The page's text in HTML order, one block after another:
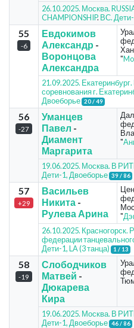
26.10.2025. Москва.
CHAMPIONSHIP. ВС.
55
-6
Евдокимов
Александр -
Воронцова
Александра
"
21.09.2025.
соревнования г.
Двоеборье 20 / 49
56
-27
Уманцев
Павел -
Диамент
Маргарита
"
19.06.2025. Москва. В
Дети-1, Двоеборье 39 / 86
57
+29
Васильев
Никита-
Рулева Арина
"
26.10.2025. Красногорск.
федерации
Дети-1, LA (3 танца)
1 / 13
58
-19
Слободчиков
Матвей -
Дюкарева
Кира
19.06.2025. Москва. В
Дети-1, Двоеборье 46 / 86